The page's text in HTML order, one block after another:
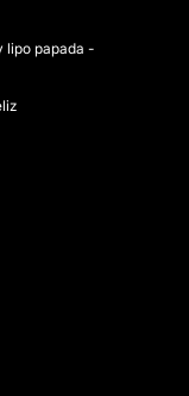
lipo papada -